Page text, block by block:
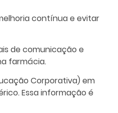
contínua e evitar
de comunicação e
farmácia.
Corporativa) em
Essa informação é